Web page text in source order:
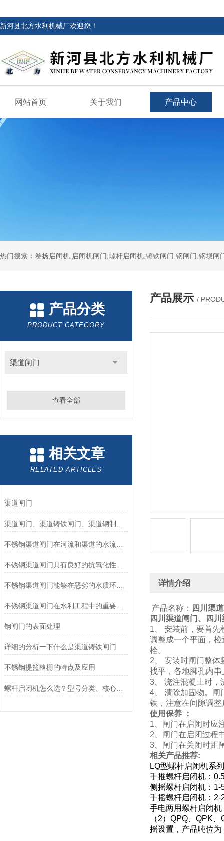
新河县北方水利机械厂欢迎您！
网站首页 关于我们 产品中心
热门搜索：卷扬启闭机,启闭机闸门,螺杆启闭机,铸铁闸门,钢闸门,钢坝
产品分类
PRODUCT CATEGORY
渠道闸门
查看全部
相关文章
RELATED ARTICLES
渠道闸门
不锈钢渠道闸门在河流和渠道的水流控制中的应用
不锈钢渠道闸门能够在恶劣的水质环境中长期使用
不锈钢渠道闸门在水利工程中的重要作用
钢闸门的表面处理
详细的分析一下什么是渠道铸铁闸门
不锈钢提篮格栅的特点及应用
螺杆启闭机怎么选？型号分类、核心参数与工程选型指南
产品展示 /
详情介绍
产品名称： 四川渠
四川渠道闸门、四
1、 安装前，要首
调整成一个平面，
栓。
2、 安装时闸门整
找平，各地脚孔内
3、 浇注混凝土时，
4、 清除加固物。闸
铁，注意在间隙调
使用保养 ：
1、闸门在启闭时应
2、闸门在启闭过程
3、闸门在关闭时距
相关产品推荐:
LQ型螺杆启闭机系列
手推螺杆启闭机：
侧摇螺杆启闭机：1-
手摇螺杆启闭机：2-
手电两用螺杆启闭
（2）QPQ、QPK
摇设置，产品吨位